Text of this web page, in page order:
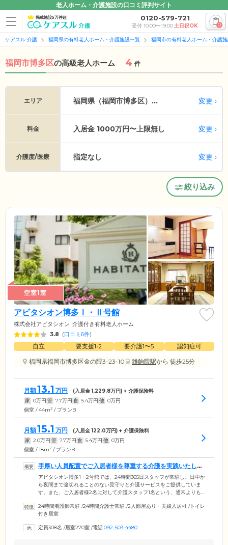
老人ホーム・介護施設の口コミ評判サイト
掲載施設5万件超 0120-579-721
受付 10:00〜19:00土日祝OK 0
ケアスル 介護 福岡県の有料老人ホーム・介護施設一覧 福岡市の有料老人ホーム・介護
福岡市博多区の高級老人ホーム 4 件
エリア 福岡県（福岡市博多区）... 変更
料金 入居金 1000万円〜上限無し 変更
介護度/医療 指定なし 変更
絞り込み
空室1室
アビタシオン博多Ⅰ・Ⅱ号館
株式会社アビタシオン 介護付き有料老人ホーム
3.8 (口コミ6件)
自立 要支援1•2 要介護1〜5
認知症可
福岡県福岡市博多区金の隈3-23-10
雑餉隈駅から 徒歩25分
月額13.1 万円 (入居金1,229.8万円) + 介護保険料
家 0万円 管 7.7万円 食 5.4万円 他 0万円
個室 / 44m2 / プランB
月額15.1 万円 (入居金122.0万円) + 介護保険料
家 2.0万円 管 7.7万円 食 5.4万円 他 0万円
個室 / 18m2 / プランB
手厚い人員配置でご入居者様を尊重する介護を実践いたしま
す
アビタシオン博多1・2号館では、24時間365日スタッフが常駐し、日中か
ら夜間まで途切れることのない見守りと介護サービスをご提供していま
す。また、ご入居者様2名に対して介護スタッフ1名という、通常よりも
ご入居者様には「誰かがいつも近くにいる安心」を感じていただける体
制です。加えて、その方のこれまでの人生を尊重し、お一人おひとりの
ことは、スタッフが見守りながらご自分でやっていただくことで、自立
24時間看護師常駐 /24時間介護士常駐 /2人部屋あり・夫婦入居可 /トイレ
付き居室
定員308名 /居室270室 /電話092-503-4480